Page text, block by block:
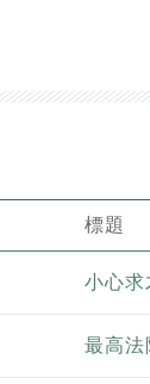
標題
小心求
最高法